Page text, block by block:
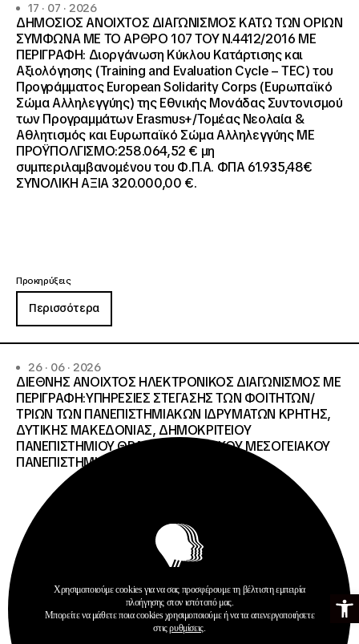
Ανοίξτε
17 · 07 · 2026
ΔΗΜΟΣΙΟΣ ΑΝΟΙΧΤΟΣ ΔΙΑΓΩΝΙΣΜΟΣ ΚΑΤΩ ΤΩΝ ΟΡΙΩΝ
ΣΥΜΦΩΝΑ ΜΕ ΤΟ ΑΡΘΡΟ 107 ΤΟΥ Ν.4412/2016 ΜΕ
ΠΕΡΙΓΡΑΦΗ: Διοργάνωση Κύκλου Κατάρτισης και
Αξιολόγησης (Training and Evaluation Cycle – TEC) του
Προγράμματος European Solidarity Corps (Ευρωπαϊκό
Σώμα Αλληλεγγύης) της Εθνικής Μονάδας Συντονισμού
των Προγραμμάτων Erasmus+/Τομέας Νεολαία &
Αθλητισμός και Ευρωπαϊκό Σώμα Αλληλεγγύης ΜΕ
ΠΡΟΫΠΟΛΓΙΣΜΟ:258.064,52 € μη
συμπεριλαμβανομένου του Φ.Π.Α. ΦΠΑ 61.935,48€
ΣΥΝΟΛΙΚΗ ΑΞΙΑ 320.000,00 €.
Προκηρύξεις
Περισσότερα
26 · 06 · 2026
ΔΙΕΘΝΗΣ ΑΝΟΙΧΤΟΣ ΗΛΕΚΤΡΟΝΙΚΟΣ ΔΙΑΓΩΝΙΣΜΟΣ ΜΕ
ΠΕΡΙΓΡΑΦΗ:ΥΠΗΡΕΣΙΕΣ ΣΤΕΓΑΣΗΣ ΤΩΝ ΦΟΙΤΗΤΩΝ/
ΤΡΙΩΝ ΤΩΝ ΠΑΝΕΠΙΣΤΗΜΙΑΚΩΝ ΙΔΡΥΜΑΤΩΝ KΡΗΤΗΣ,
ΔΥΤΙΚΗΣ ΜΑΚΕΔΟΝΙΑΣ, ΔΗΜΟΚΡΙΤΕΙΟΥ
ΠΑΝΕΠΙΣΤΗΜΙΟΥ ΘΡΑΚΗΣ, ΕΛΛΗΝΙΚΟΥ ΜΕΣΟΓΕΙΑΚΟΥ
ΠΑΝΕΠΙΣΤΗΜΙΟΥ, ΠΑΤΡΩΝ
Χρησιμοποιούμε cookies για να σας προσφέρουμε τη βέλτιστη εμπειρία
πλοήγησης στον ιστότοπό μας.
Μπορείτε να μάθετε ποια cookies χρησιμοποιούμε ή να τα απενεργοποιήσετε
στιςρυθμίσεις.